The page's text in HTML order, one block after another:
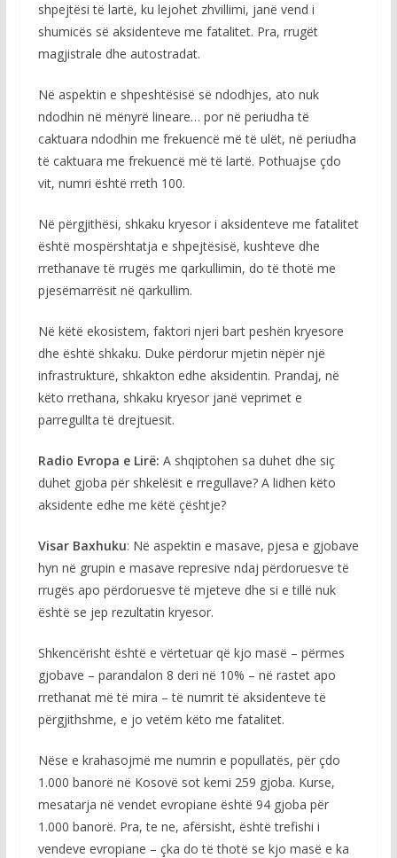
shpejtësi të lartë, ku lejohet zhvillimi, janë vend i
shumicës së aksidenteve me fatalitet. Pra, rrugët
magjistrale dhe autostradat.
Në aspektin e shpeshtësisë së ndodhjes, ato nuk
ndodhin në mënyrë lineare… por në periudha të
caktuara ndodhin me frekuencë më të ulët, në periudha
të caktuara me frekuencë më të lartë. Pothuajse çdo
vit, numri është rreth 100.
Në përgjithësi, shkaku kryesor i aksidenteve me fatalitet
është mospërshtatja e shpejtësisë, kushteve dhe
rrethanave të rrugës me qarkullimin, do të thotë me
pjesëmarrësit në qarkullim.
Në këtë ekosistem, faktori njeri bart peshën kryesore
dhe është shkaku. Duke përdorur mjetin nëpër një
infrastrukturë, shkakton edhe aksidentin. Prandaj, në
këto rrethana, shkaku kryesor janë veprimet e
parregullta të drejtuesit.
Radio Evropa e Lirë: A shqiptohen sa duhet dhe siç
duhet gjoba për shkelësit e rregullave? A lidhen këto
aksidente edhe me këtë çështje?
Visar Baxhuku: Në aspektin e masave, pjesa e gjobave
hyn në grupin e masave represive ndaj përdoruesve të
rrugës apo përdoruesve të mjeteve dhe si e tillë nuk
është se jep rezultatin kryesor.
Shkencërisht është e vërtetuar që kjo masë – përmes
gjobave – parandalon 8 deri në 10% – në rastet apo
rrethanat më të mira – të numrit të aksidenteve të
përgjithshme, e jo vetëm këto me fatalitet.
Nëse e krahasojmë me numrin e popullatës, për çdo
1.000 banorë në Kosovë sot kemi 259 gjoba. Kurse,
mesatarja në vendet evropiane është 94 gjoba për
1.000 banorë. Pra, te ne, afërsisht, është trefishi i
vendeve evropiane – çka do të thotë se kjo masë e ka